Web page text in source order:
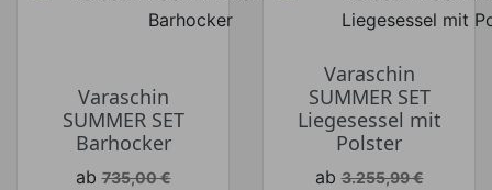
Varaschin
SUMMER SET
Barhocker
Verkaufspreis
ab 735,00 €
Varaschin
SUMMER SET
Liegesessel mit
Polster
Verkaufspreis
ab 3.255,99 €